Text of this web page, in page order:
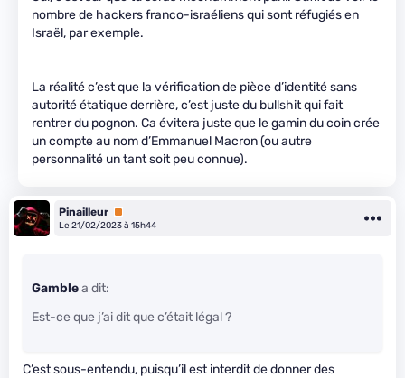
nombre de hackers franco-israéliens qui sont réfugiés en
Israël, par exemple.
La réalité c’est que la vérification de pièce d’identité sans
autorité étatique derrière, c’est juste du bullshit qui fait
rentrer du pognon. Ca évitera juste que le gamin du coin crée
un compte au nom d’Emmanuel Macron (ou autre
personnalité un tant soit peu connue).
Pinailleur Premium
Le 21/02/2023 à 15h44
Gamblea dit:
Est-ce que j’ai dit que c’était légal ?
C’est sous-entendu, puisqu’il est interdit de donner des